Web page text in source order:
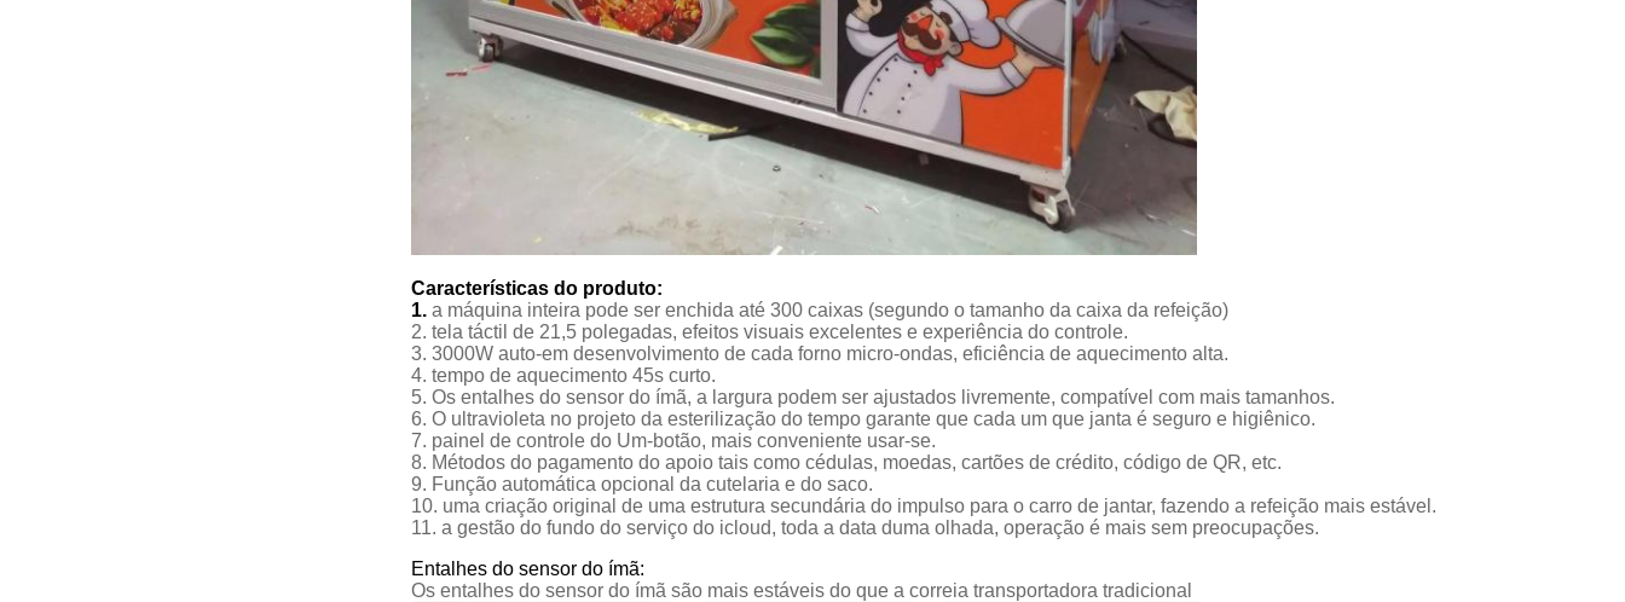
Características do produto:
1. a máquina inteira pode ser enchida até 300 caixas (segundo o tamanho da caixa da refeição)
2. tela táctil de 21,5 polegadas, efeitos visuais excelentes e experiência do controle.
3. 3000W auto-em desenvolvimento de cada forno micro-ondas, eficiência de aquecimento alta.
4. tempo de aquecimento 45s curto.
5. Os entalhes do sensor do ímã, a largura podem ser ajustados livremente, compatível com mais tamanhos.
6. O ultravioleta no projeto da esterilização do tempo garante que cada um que janta é seguro e higiênico.
7. painel de controle do Um-botão, mais conveniente usar-se.
8. Métodos do pagamento do apoio tais como cédulas, moedas, cartões de crédito, código de QR, etc.
9. Função automática opcional da cutelaria e do saco.
10. uma criação original de uma estrutura secundária do impulso para o carro de jantar, fazendo a refeição mais estável.
11. a gestão do fundo do serviço do icloud, toda a data duma olhada, operação é mais sem preocupações.
Entalhes do sensor do ímã:
Os entalhes do sensor do ímã são mais estáveis do que a correia transportadora tradicional